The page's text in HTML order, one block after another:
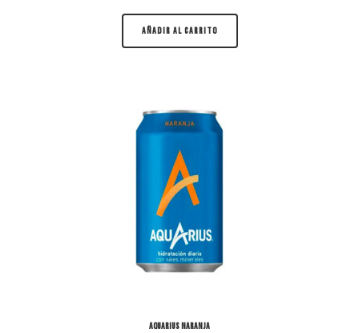
AÑADIR AL CARRITO
Aquarius naranja